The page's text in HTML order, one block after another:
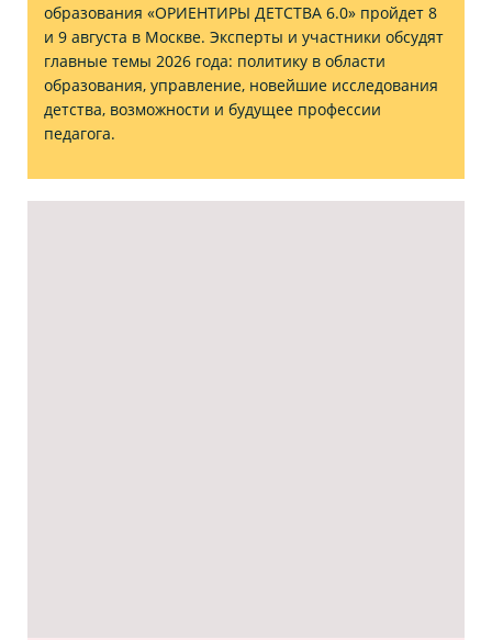
образования «ОРИЕНТИРЫ ДЕТСТВА 6.0» пройдет 8
и 9 августа в Москве. Эксперты и участники обсудят
главные темы 2026 года: политику в области
образования, управление, новейшие исследования
детства, возможности и будущее профессии
педагога.